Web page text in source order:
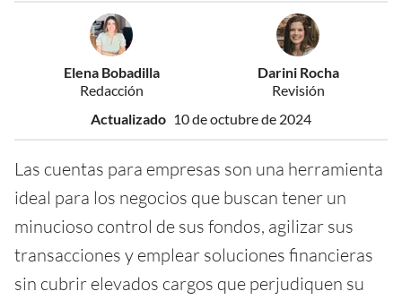
Elena Bobadilla
Redacción
Darini Rocha
Revisión
Actualizado 10 de octubre de 2024
Las cuentas para empresas son una herramienta
ideal para los negocios que buscan tener un
minucioso control de sus fondos, agilizar sus
transacciones y emplear soluciones financieras
sin cubrir elevados cargos que perjudiquen su